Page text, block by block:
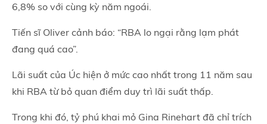
6,8% so với cùng kỳ năm ngoái.
Tiến sĩ Oliver cảnh báo: “RBA lo ngại rằng lạm phát
đang quá cao”.
Lãi suất của Úc hiện ở mức cao nhất trong 11 năm sau
khi RBA từ bỏ quan điểm duy trì lãi suất thấp.
Trong khi đó, tỷ phú khai mỏ Gina Rinehart đã chỉ trích